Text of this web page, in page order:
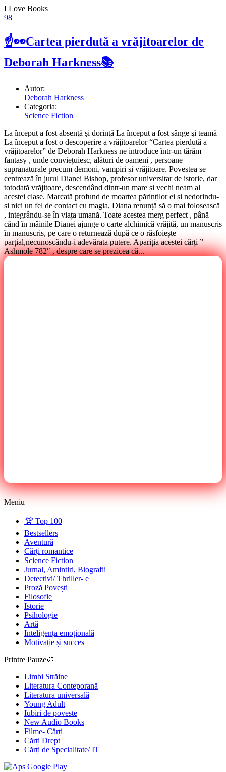
I Love Books
98
☝👀Cartea pierdută a vrăjitoarelor de
Deborah Harkness📚
Autor:
Deborah Harkness
Categoria:
Science Fiction
La început a fost absenţă şi dorinţă La început a fost sânge şi teamă
La început a fost o descoperire a vrăjitoarelor “Cartea pierdută a
vrăjitoarelor” de Deborah Harkness ne introduce într-un tărâm
fantasy , unde conviețuiesc, alături de oameni , persoane
supranaturale precum demoni, vampiri și vrăjitoare. Povestea se
centrează în jurul Dianei Bishop, profesor universitar de istorie, dar
totodată vrăjitoare, descendând dintr-un mare și vechi neam al
acestei clase. Marcată profund de moartea părinților ei și nedorindu-
și nici un fel de contact cu magia, Diana renunță să o mai folosească
, integrându-se în viața umană. Toate acestea merg perfect , până
când în mâinile Dianei ajunge o carte alchimică vrăjită, un manuscris
în manuscris, pe care o returnează după ce o răsfoiește
parțial,necunoscându-i adevărata putere. Apariția acestei cărți ”
Ashmole 782″ , despre care se prezicea că...
Meniu
🏆 Top 100
Bestsellers
Aventură
Cărți romantice
Science Fiction
Jurnal, Amintiri, Biografii
Detectivi/ Thriller- e
Proză Povești
Filosofie
Istorie
Psihologie
Artă
Inteligența emoțională
Motivație și succes
Printre Pauze🎨
Limbi Străine
Literatura Conteporană
Literatura universală
Young Adult
Iubiri de poveste
New Audio Books
Filme- Cărți
Cărți Drept
Cărți de Specialitate/ IT